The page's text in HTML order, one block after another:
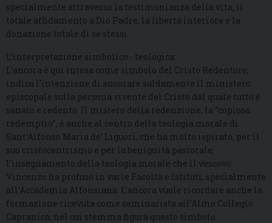
specialmente attraverso la testimonianza della vita, il
totale affidamento a Dio Padre, la libertà interiore e la
donazione totale di se stessi.
L’interpretazione simbolico - teologica:
L’ancora è qui intesa come simbolo del Cristo Redentore;
indica l’intenzione di ancorare saldamente il ministero
episcopale sulla persona vivente del Cristo dal quale tutto è
sanato e redento. Il mistero della redenzione, la “copiosa
redemptio”, è anche al centro della teologia morale di
Sant’Alfonso Maria de’ Liguori, che ha molto ispirato, per il
suo cristocentrismo e per la benignità pastorale,
l’insegnamento della teologia morale che il vescovo
Vincenzo ha profuso in varie Facoltà e Istituti, specialmente
all’Accademia Alfonsiana. L’ancora vuole ricordare anche la
formazione ricevuta come seminarista all’Almo Collegio
Capranica, nel cui stemma figura questo simbolo.